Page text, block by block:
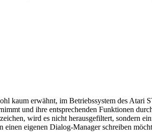
kaum erwähnt, im Betriebssystem des Atari
und ihre entsprechenden Funktionen
wird es nicht herausgefiltert, sondern
eigenen Dialog-Manager schreiben